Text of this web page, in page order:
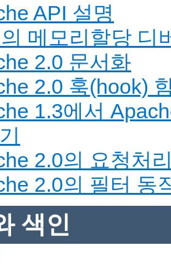
API 설명
메모리할당 디
2.0 문서화
2.0 훅(hook)
1.3에서
2.0의 요청처
2.0의 필터 동
색인